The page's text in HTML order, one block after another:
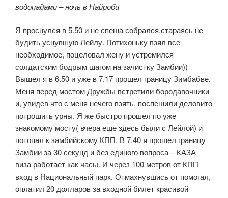
водопадами – ночь в Найроби
Я проснулся в 5.50 и не спеша собрался,стараясь не
будить уснувшую Лейлу. Потихоньку взял все
необходимое, поцеловал жену и устремился
солдатским бодрым шагом на зачистку Замбии))
Вышел я в 6.50 и уже в 7.17 прошел границу Зимбабве.
Меня перед мостом Дружбы встретили бородавочники
и, увидев что с меня нечего взять, поспешили деловито
потрошить урны. Я же быстро прошел по уже
знакомому мосту( вчера еще здесь были с Лейлой) и
потопал к замбийскому КПП. В 7.40 я прошел границу
Замбии за 30 секунд и без единого вопроса – КАЗА
виза работает как часы. И через 100 метров от КПП
вход в Национальный парк. Отмахнувшись от помогал,
оплатил 20 долларов за входной билет красивой